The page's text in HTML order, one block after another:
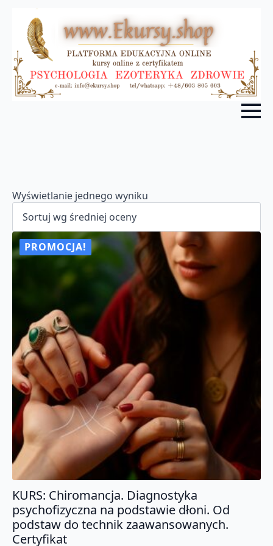
Wyświetlanie jednego wyniku
PROMOCJA!
KURS: Chiromancja. Diagnostyka
psychofizyczna na podstawie dłoni. Od
podstaw do technik zaawansowanych.
Certyfikat